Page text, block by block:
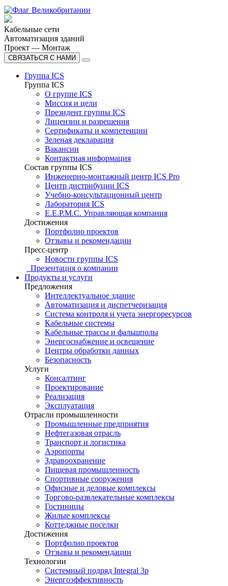
Кабельные сети
Автоматизация зданий
Проект — Монтаж
СВЯЗАТЬСЯ С НАМИ
Группа ICS
Группа ICS
О группе ICS
Миссия и цели
Президент группы ICS
Лицензии и разрешения
Сертификаты и компетенции
Зеленая декларация
Вакансии
Контактная информация
Состав группы ICS
Инженерно-монтажный центр ICS Pro
Центр дистрибуции ICS
Учебно-консультационный центр
Лаборатория ICS
E.E.P.M.C. Управляющая компания
Достижения
Портфолио проектов
Отзывы и рекомендации
Пресс-центр
Новости группы ICS
Презентация о компании
Продукты и услуги
Предложения
Интеллектуальное здание
Автоматизация и диспетчеризация
Система контроля и учета энергоресурсов
Кабельные системы
Кабельные трассы и фальшполы
Энергоснабжение и освещение
Центры обработки данных
Безопасность
Услуги
Консалтинг
Проектирование
Реализация
Эксплуатация
Отрасли промышленности
Промышленные предприятия
Нефтегазовая отрасль
Транспорт и логистика
Аэропорты
Здравоохранение
Пищевая промышленность
Спортивные сооружения
Офисные и деловые комплексы
Торгово-развлекательные комплексы
Гостиницы
Жилые комплексы
Коттеджные поселки
Достижения
Портфолио проектов
Отзывы и рекомендации
Технологии
Системный подряд Integral 3p
Энергоэффективность